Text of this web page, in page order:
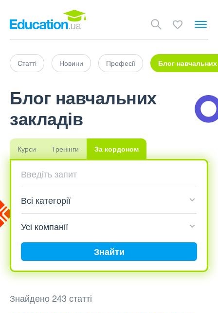
Статті Новини Професії Блог навчальних
Блог навчальних
закладів
Курси Тренінги За кордоном
Знайти
Знайдено 243 статті